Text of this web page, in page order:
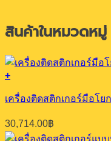
สินค้าในหมวดหมู่
+
เครื่องติดสติกเกอร์มือโย
30,714.00฿